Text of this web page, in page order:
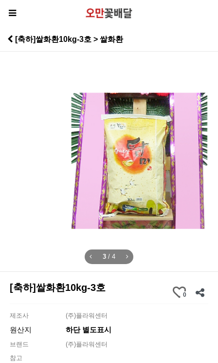
[축하]쌀화환10kg-3호 > 쌀화환
3 / 4
[축하]쌀화환10kg-3호
0
제조사 (주)플라워센터
원산지 하단 별도표시
브랜드
(주)플라워센터
참고